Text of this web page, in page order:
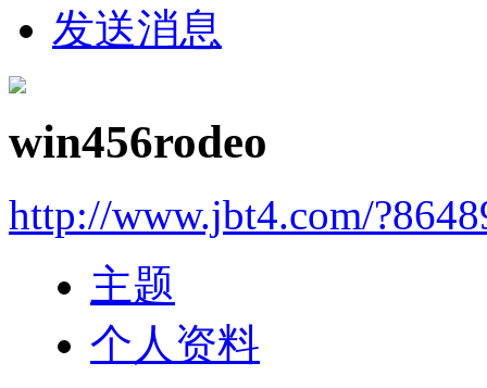
发送消息
win456rodeo
http://www.jbt4.com/
主题
个人资料